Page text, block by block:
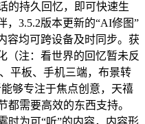
持久回忆，即可快速生
，3.5.2版本更新的“AI修图”
容均可跨设备及时同步。获
（注：看世界的回忆暂未反
平板、手机三端，布景转
够专注于焦点创意，天禧
都需要高效的东西支持。
时为可“听”的内容，内容形